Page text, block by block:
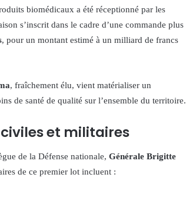
biomédicaux a été réceptionné par les
s’inscrit dans le cadre d’une commande plus
, pour un montant estimé à un milliard de francs
, fraîchement élu, vient matérialiser un
de santé de qualité sur l’ensemble du territoire.
et militaires
de la Défense nationale, Générale Brigitte
de ce premier lot incluent :